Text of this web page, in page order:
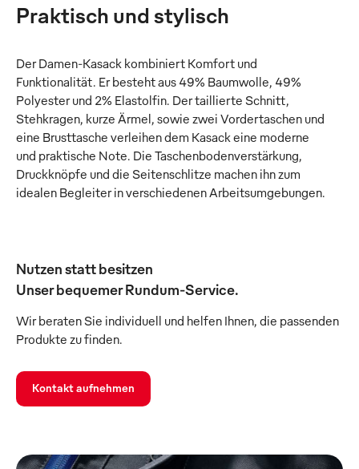
Praktisch und stylisch
Der Damen-Kasack kombiniert Komfort und
Funktionalität. Er besteht aus 49% Baumwolle, 49%
Polyester und 2% Elastolfin. Der taillierte Schnitt,
Stehkragen, kurze Ärmel, sowie zwei Vordertaschen und
eine Brusttasche verleihen dem Kasack eine moderne
und praktische Note. Die Taschenbodenverstärkung,
Druckknöpfe und die Seitenschlitze machen ihn zum
idealen Begleiter in verschiedenen Arbeitsumgebungen.
Nutzen statt besitzen
Unser bequemer Rundum-Service.
Wir beraten Sie individuell und helfen Ihnen, die passenden
Produkte zu finden.
Kontakt aufnehmen